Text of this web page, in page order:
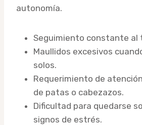
autonomía.
Seguimiento constante al
Maullidos excesivos
solos.
Requerimiento de
de patas o cabezazos.
Dificultad para quedarse
signos de estrés.